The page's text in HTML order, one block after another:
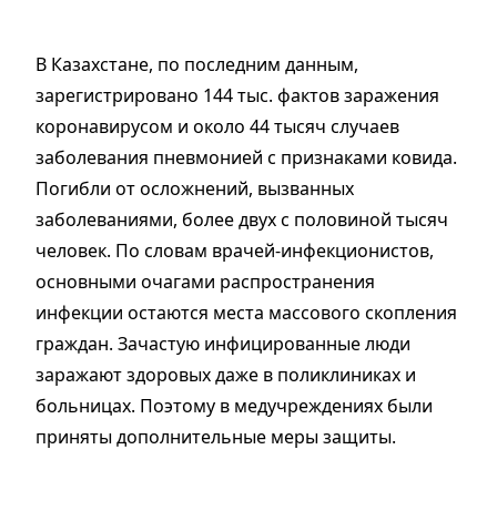
В Казахстане, по последним данным,
зарегистрировано 144 тыс. фактов заражения
коронавирусом и около 44 тысяч случаев
заболевания пневмонией с признаками ковида.
Погибли от осложнений, вызванных
заболеваниями, более двух с половиной тысяч
человек. По словам врачей-инфекционистов,
основными очагами распространения
инфекции остаются места массового скопления
граждан. Зачастую инфицированные люди
заражают здоровых даже в поликлиниках и
больницах. Поэтому в медучреждениях были
приняты дополнительные меры защиты.